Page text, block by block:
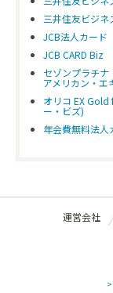
三井住友ビジ
JCB法人カード
JCB CARD Biz
セゾンプラチナ
アメリカン・エ
オリコ EX
ー・ビズ)
年会費無料法人
運営会社